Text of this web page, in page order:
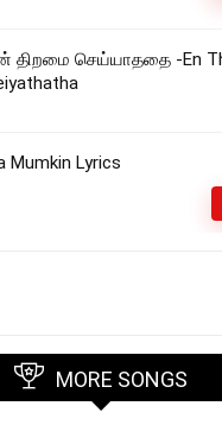
திறமை செய்யாததை -En
Mumkin Lyrics
MORE SONGS